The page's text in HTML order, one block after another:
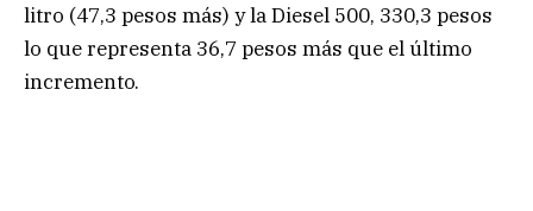
litro (47,3 pesos más) y la Diesel 500, 330,3 pesos
lo que representa 36,7 pesos más que el último
incremento.